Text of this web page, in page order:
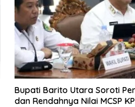
Bupati Barito Utara Soroti
dan Rendahnya Nilai MCSP